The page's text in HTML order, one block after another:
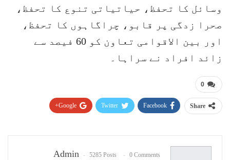
وسائل کا تحفظ، حیاتیاتی تنوع کا تحفظ،
صحرا زدگی پر قابو، چراگاہوں کا تحفظ،
اور بین الاقوامی تعاون کو 60 فیصد سے
زائد افراد نے سراہا۔
0
Share
Facebook
Twitter
Google+
Admin 5285 Posts 0 Comments